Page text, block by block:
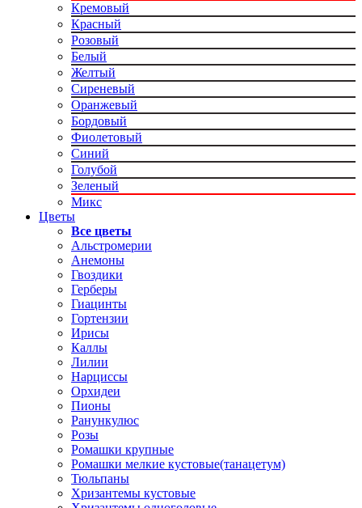
Кремовый
Красный
Розовый
Белый
Желтый
Сиреневый
Оранжевый
Бордовый
Фиолетовый
Синий
Голубой
Зеленый
Микс
Цветы
Все цветы
Альстромерии
Анемоны
Гвоздики
Герберы
Гиацинты
Гортензии
Ирисы
Каллы
Лилии
Нарциссы
Орхидеи
Пионы
Ранункулюс
Розы
Ромашки крупные
Ромашки мелкие кустовые(танацетум)
Тюльпаны
Хризантемы кустовые